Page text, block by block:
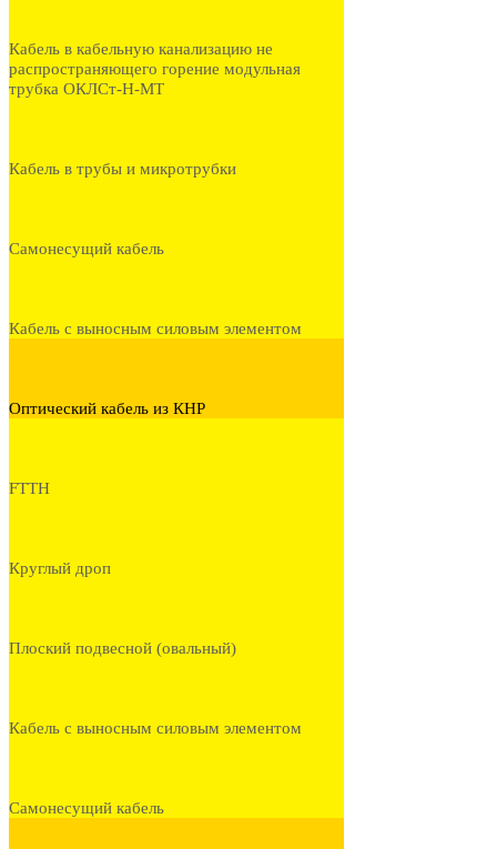
Кабель в кабельную канализацию не
распространяющего горение модульная
трубка ОКЛСт-Н-МТ
Кабель в трубы и микротрубки
Самонесущий кабель
Кабель с выносным силовым элементом
Оптический кабель из КНР
FTTH
Круглый дроп
Плоский подвесной (овальный)
Кабель с выносным силовым элементом
Самонесущий кабель